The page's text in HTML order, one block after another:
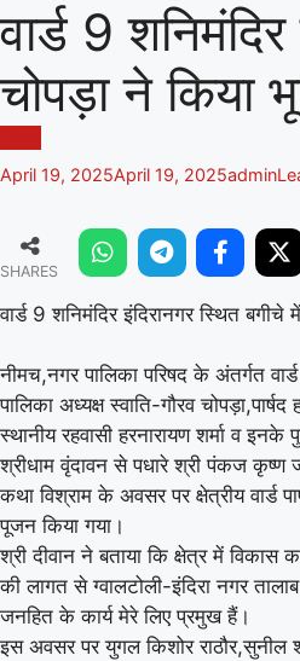
वार्ड 9
चोपड़ा ने किया
April 19, 2025April 19, 2025admin
SHARES
वार्ड 9 शनिमंदिर इंदिरानगर स्थित
नीमच,नगर पालिका परिषद के अंतर्गत
पालिका अध्यक्ष स्वाति-गौरव
स्थानीय रहवासी हरनारायण शर्मा व
श्रीधाम वृंदावन से पधारे श्री पंकज
कथा विश्राम के अवसर पर क्षेत्रीय वार्ड
पूजन किया गया।
श्री दीवान ने बताया कि क्षेत्र में विकास
की लागत से ग्वालटोली-इंदिरा नगर
जनहित के कार्य मेरे लिए प्रमुख हैं।
इस अवसर पर युगल किशोर राठौर,सुनील